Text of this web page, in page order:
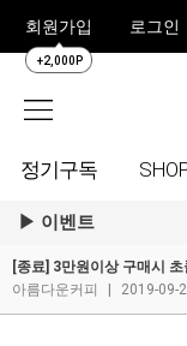
회원가입
+2,000P
로그인
정기구독
이벤트
[종료] 3만원이상 구매시 초
아름다운커피
2019-09-